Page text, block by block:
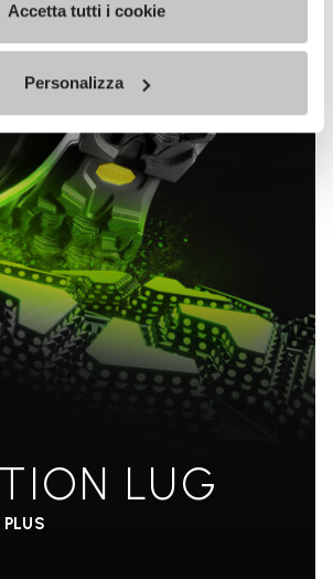
Accetta tutti i cookie
Personalizza
LUG